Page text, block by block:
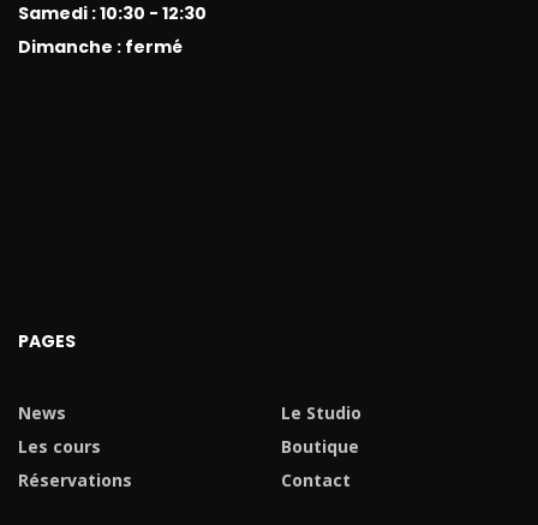
Samedi : 10:30 - 12:30
Dimanche : fermé
PAGES
News
Le Studio
Les cours
Boutique
Réservations
Contact